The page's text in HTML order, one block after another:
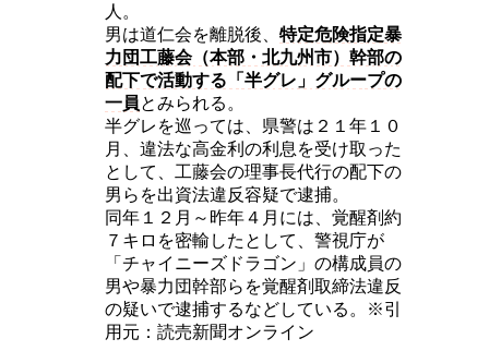
人。
男は道仁会を離脱後、 特定危険指定暴
力団工藤会（本部・北九州市）幹部の
配下で活動する「半グレ」グループの
一員とみられる。
半グレを巡っては、県警は２１年１０
月、違法な高金利の利息を受け取った
として、工藤会の理事長代行の配下の
男らを出資法違反容疑で逮捕。
同年１２月～昨年４月には、覚醒剤約
７キロを密輸したとして、警視庁が
「チャイニーズドラゴン」の構成員の
男や暴力団幹部らを覚醒剤取締法違反
の疑いで逮捕するなどしている。※引
用元：読売新聞オンライン